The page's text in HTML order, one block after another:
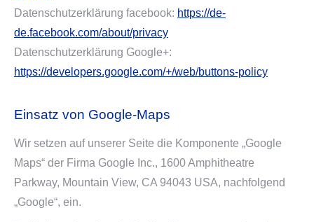
Datenschutzerklärung facebook: https://de-
de.facebook.com/about/privacy
Datenschutzerklärung Google+:
https://developers.google.com/+/web/buttons-policy
Einsatz von Google-Maps
Wir setzen auf unserer Seite die Komponente „Google
Maps“ der Firma Google Inc., 1600 Amphitheatre
Parkway, Mountain View, CA 94043 USA, nachfolgend
„Google“, ein.